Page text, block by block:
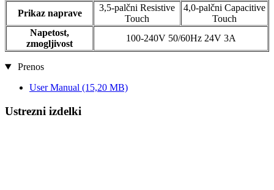
Prikaz naprave
3,5-palčni Resistive
Touch
4,0-palčni Capacitive
Touch
Napetost,
zmogljivost
100-240V 50/60Hz 24V 3A
Prenos
User Manual (15,20 MB)
Ustrezni izdelki